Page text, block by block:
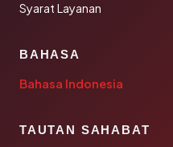
Syarat Layanan
BAHASA
Bahasa Indonesia
TAUTAN SAHABAT